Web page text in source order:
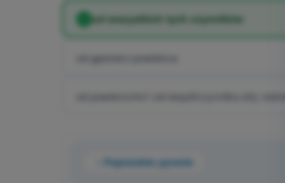
od wszystkich tych czynników
od gęstości powietrza
od powierzchni i od współczynnika siły nośnej
Poprzednie pytanie